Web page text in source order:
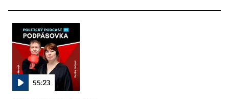
55:23